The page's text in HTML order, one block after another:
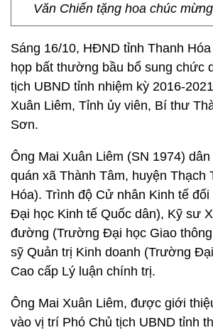
Văn Chiến tặng hoa chúc
Sáng 16/10, HĐND tỉnh Thanh
họp bất thường bầu bổ sung chức
tịch UBND tỉnh nhiệm kỳ 2016-
Xuân Liêm, Tỉnh ủy viên, Bí thư
Sơn.
Ông Mai Xuân Liêm (SN 1974)
quán xã Thành Tâm, huyện Thạch
Hóa). Trình độ Cử nhân Kinh tế
Đại học Kinh tế Quốc dân), Kỹ sư
đường (Trường Đại học Giao
sỹ Quản trị Kinh doanh (Trường
Cao cấp Lý luận chính trị.
Ông Mai Xuân Liêm, được giới
vào vị trí Phó Chủ tịch UBND tỉnh